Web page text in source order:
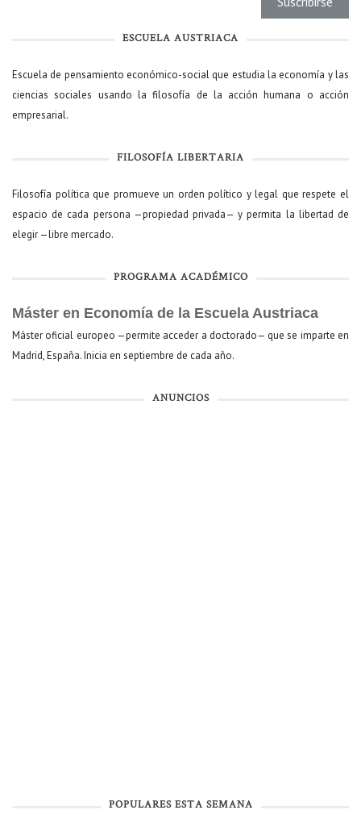
ESCUELA AUSTRIACA
Escuela de pensamiento económico-social que estudia la economía y las
ciencias sociales usando la filosofía de la acción humana o acción
empresarial.
FILOSOFÍA LIBERTARIA
Filosofía política que promueve un orden político y legal que respete el
espacio de cada persona —propiedad privada— y permita la libertad de
elegir —libre mercado.
PROGRAMA ACADÉMICO
Máster en Economía de la Escuela Austriaca
Máster oficial europeo —permite acceder a doctorado— que se imparte en
Madrid, España. Inicia en septiembre de cada año.
ANUNCIOS
POPULARES ESTA SEMANA